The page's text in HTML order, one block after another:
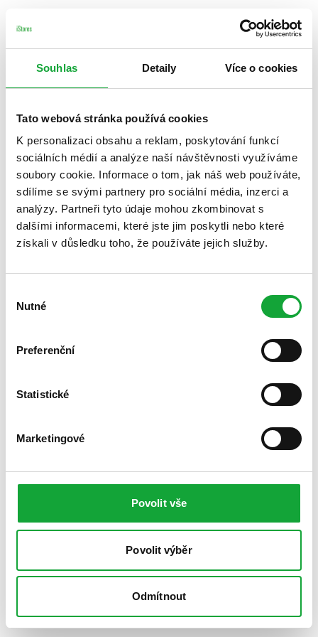
Souhlas Detaily Více o cookies
Tato webová stránka používá cookies
K personalizaci obsahu a reklam, poskytování funkcí
sociálních médií a analýze naší návštěvnosti využíváme
soubory cookie. Informace o tom, jak náš web používáte,
sdílíme se svými partnery pro sociální média, inzerci a
analýzy. Partneři tyto údaje mohou zkombinovat s
dalšími informacemi, které jste jim poskytli nebo které
získali v důsledku toho, že používáte jejich služby.
souhlasu
Nutné
Preferenční
Statistické
Marketingové
Povolit vše
Povolit výběr
Odmítnout